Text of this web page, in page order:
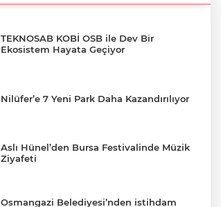
TEKNOSAB KOBİ OSB ile Dev Bir
Ekosistem Hayata Geçiyor
Nilüfer’e 7 Yeni Park Daha Kazandırılıyor
Aslı Hünel’den Bursa Festivalinde Müzik
Ziyafeti
Osmangazi Belediyesi’nden istihdam